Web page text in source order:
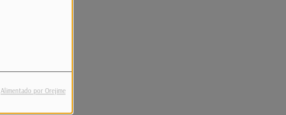
Alimentado por Orejime